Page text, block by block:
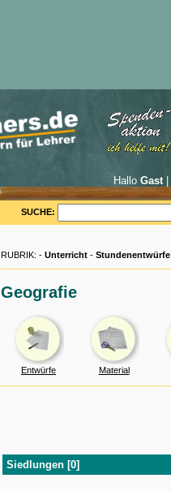
Hallo Gast|
SUCHE:
RUBRIK: - Unterricht - Stundenentwürfe
Geografie
Entwürfe Material
Siedlungen [0]